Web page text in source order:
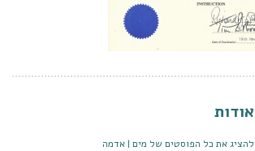
אודות
להציג את כל הפוסטים של מים | אדמה